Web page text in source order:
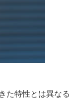
た特性とは異なる